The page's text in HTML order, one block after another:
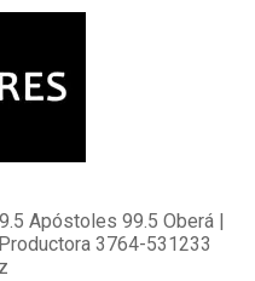
Apóstoles 99.5 Oberá |
3764-531233